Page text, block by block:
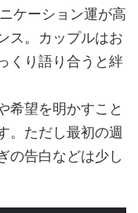
ケーション運が高
ス。カップルはお
くり語り合うと絆
希望を明かすこと
。ただし最初の週
の告白などは少し